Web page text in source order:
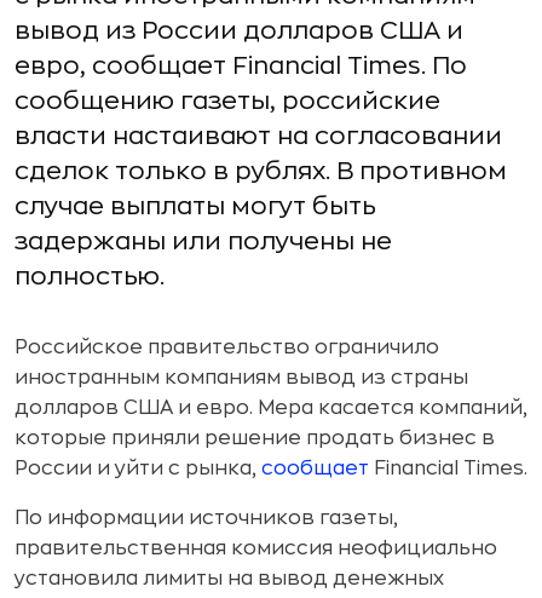
вывод из России долларов США и
евро, сообщает Financial Times. По
сообщению газеты, российские
власти настаивают на согласовании
сделок только в рублях. В противном
случае выплаты могут быть
задержаны или получены не
полностью.
Российское правительство ограничило
иностранным компаниям вывод из страны
долларов США и евро. Мера касается компаний,
которые приняли решение продать бизнес в
России и уйти с рынка, сообщает Financial Times.
По информации источников газеты,
правительственная комиссия неофициально
установила лимиты на вывод денежных